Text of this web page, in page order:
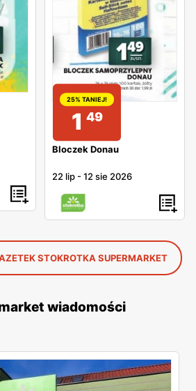
25% TANIEJ!
1 49
Bloczek Donau
22 lip -12 sie 2026
STOKROTKA SUPERMARKET
wiadomości